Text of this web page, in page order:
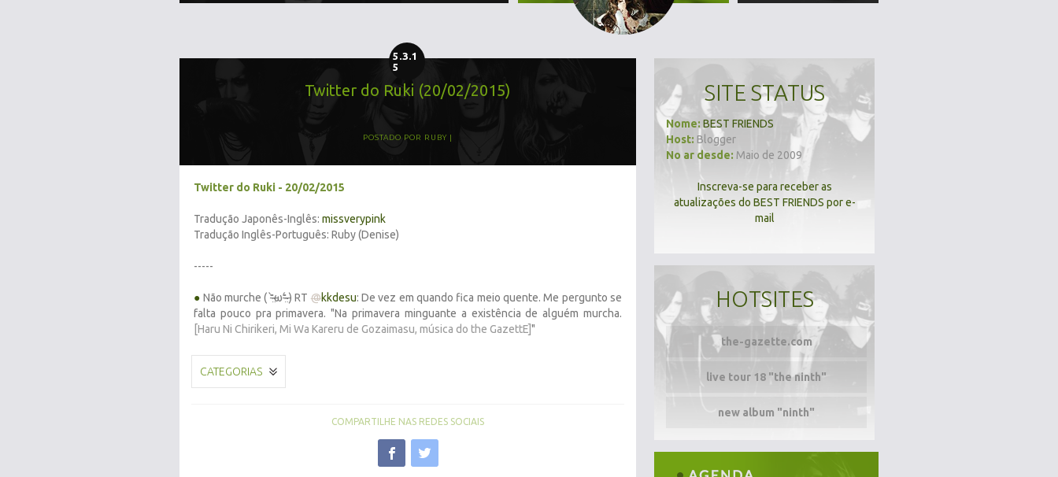
5.3.1
5
Twitter do Ruki (20/02/2015)
POSTADO POR RUBY
Twitter do Ruki - 20/02/2015
Tradução Japonês-Inglês: missverypink
Tradução Inglês-Português: Ruby (Denise)
-----
● Não murche ( ⁼̴̶̤̀ω⁼̴̶̤́ ) RT @kkdesu: De vez em quando fica meio quente. Me pergunto se
falta pouco pra primavera. "Na primavera minguante a existência de alguém murcha.
[Haru Ni Chirikeri, Mi Wa Kareru de Gozaimasu, música do the GazettE] "
CATEGORIAS
COMPARTILHE NAS REDES SOCIAIS
SITE STATUS
Nome: BEST FRIENDS
Host: Blogger
No ar desde: Maio de 2009
Inscreva-se para receber as
atualizações do BEST FRIENDS por e-
mail
HOTSITES
the-gazette.com
live tour 18 "the ninth"
new album "ninth"